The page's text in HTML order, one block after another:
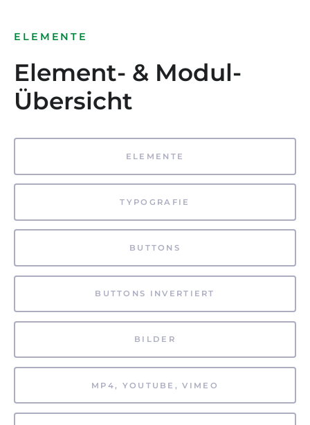
ELEMENTE
Element- & Modul-
Übersicht
ELEMENTE
TYPOGRAFIE
BUTTONS
BUTTONS INVERTIERT
BILDER
MP4, YOUTUBE, VIMEO